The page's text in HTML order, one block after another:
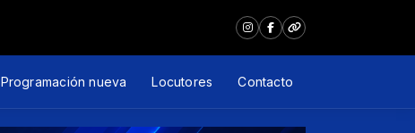
Programación nueva Locutores Contacto